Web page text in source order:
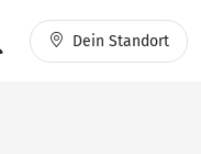
Dein Standort